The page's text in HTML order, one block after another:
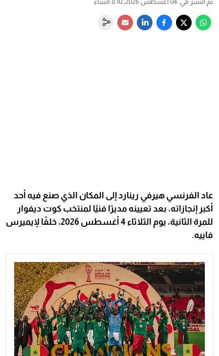
عاد الفرنسي هيرفي رينارد إلى المكان الذي صنع فيه أحد
أكبر إنجازاته، بعد تعيينه مديرًا فنيًا لمنتخب كوت ديفوار
للمرة الثانية، يوم الثلاثاء 4 أغسطس 2026، خلفًا لإيميرس
فاييه.